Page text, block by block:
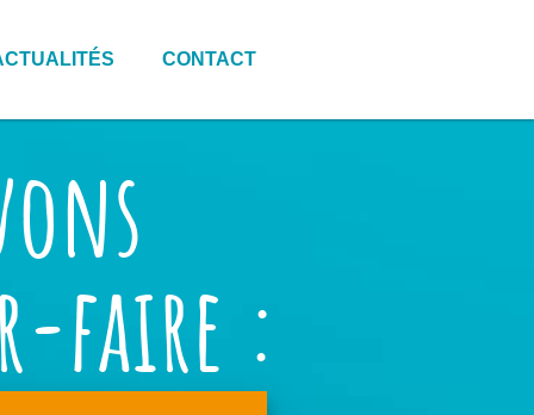
CONTACT
faire :